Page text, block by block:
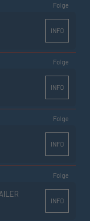
Folge
INFO
Folge
INFO
Folge
INFO
Folge
INFO